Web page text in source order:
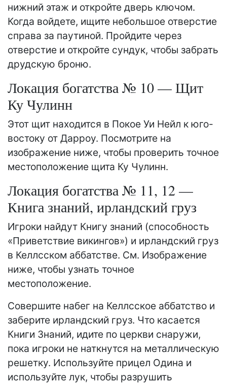
нижний этаж и откройте дверь ключом.
Когда войдете, ищите небольшое отверстие
справа за паутиной. Пройдите через
отверстие и откройте сундук, чтобы забрать
друдскую броню.
Локация богатства № 10 — Щит
Ку Чулинн
Этот щит находится в Покое Уи Нейл к юго-
востоку от Дарроу. Посмотрите на
изображение ниже, чтобы проверить точное
местоположение щита Ку Чулинн.
Локация богатства № 11, 12 —
Книга знаний, ирландский груз
Игроки найдут Книгу знаний (способность
«Приветствие викингов») и ирландский груз
в Келлсском аббатстве. См. Изображение
ниже, чтобы узнать точное
местоположение.
Совершите набег на Келлсское аббатство и
заберите ирландский груз. Что касается
Книги Знаний, идите по церкви снаружи,
пока игроки не наткнутся на металлическую
решетку. Используйте прицел Одина и
используйте лук, чтобы разрушить